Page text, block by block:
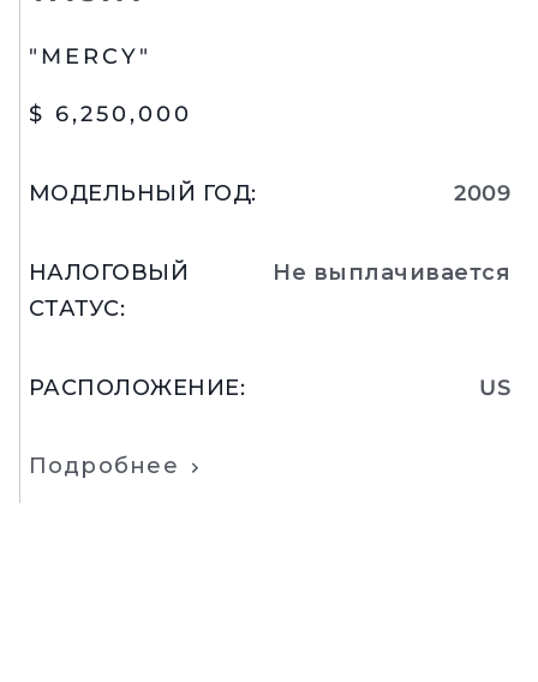
"MERCY"
$ 6,250,000
МОДЕЛЬНЫЙ ГОД: 2009
НАЛОГОВЫЙ
СТАТУС:
Не выплачивается
РАСПОЛОЖЕНИЕ: US
Подробнее